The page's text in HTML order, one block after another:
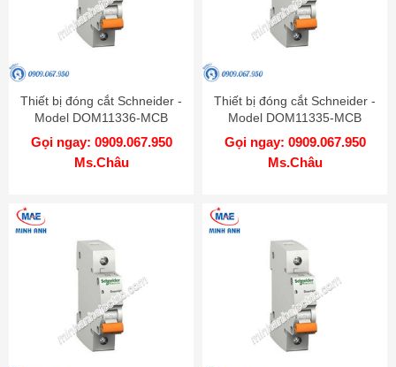
Thiết bị đóng cắt Schneider -
Model DOM11336-MCB
Gọi ngay: 0909.067.950
Ms.Châu
Thiết bị đóng cắt Schneider -
Model DOM11335-MCB
Gọi ngay: 0909.067.950
Ms.Châu